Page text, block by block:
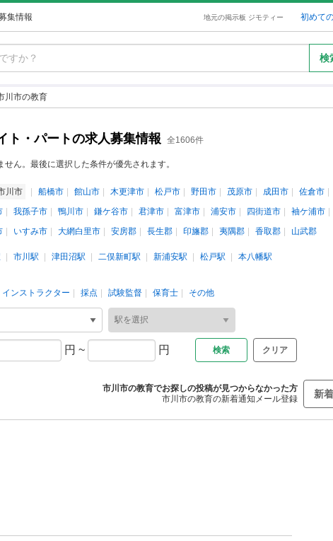
集情報 地元の掲示板 ジモティー 初めて
検
川市の教育
ト・パートの求人募集情報 全1606件
ん。最後に選択した条件が優先されます。
川市 船橋市 館山市 木更津市 松戸市 野田市 茂原市 成田市 佐倉市
我孫子市 鴨川市 鎌ケ谷市 君津市 富津市 浦安市 四街道市 袖ケ浦市
いすみ市 大網白里市 安房郡 長生郡 印旛郡 夷隅郡 香取郡 山武郡
市川駅 津田沼駅 二俣新町駅 新浦安駅 松戸駅
本八幡駅
インストラクター 採点 試験監督 保育士 その他
円 ~ 円 クリア
市川市の教育でお探しの投稿が見つからなかった方
市川市の教育の新着通知メール登録
新